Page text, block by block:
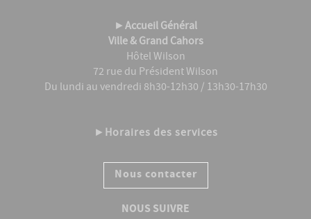
►Accueil Général
Ville & Grand Cahors
Hôtel Wilson
72 rue du Président Wilson
Du lundi au vendredi 8h30-12h30 / 13h30-17h30
► Horaires des services
Nous contacter
NOUS SUIVRE